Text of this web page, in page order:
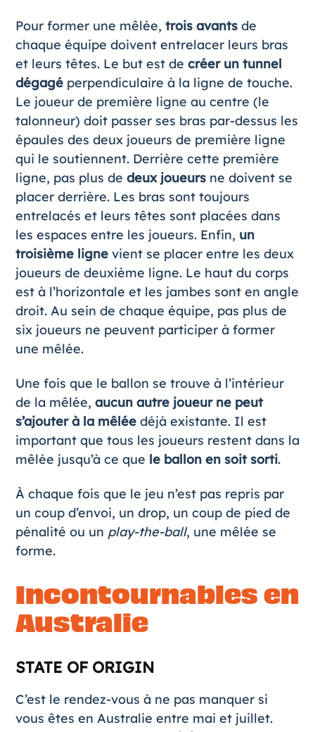
Pour former une mêlée, trois avantsde
chaque équipe doivent entrelacer leurs bras
et leurs têtes. Le but est de créer un tunnel
dégagé perpendiculaire à la ligne de touche.
Le joueur de première ligne au centre (le
talonneur) doit passer ses bras par-dessus les
épaules des deux joueurs de première ligne
qui le soutiennent. Derrière cette première
ligne, pas plus de deux joueursne doivent se
placer derrière. Les bras sont toujours
entrelacés et leurs têtes sont placées dans
les espaces entre les joueurs. Enfin, un
troisième ligne vient se placer entre les deux
joueurs de deuxième ligne. Le haut du corps
est à l’horizontale et les jambes sont en angle
droit. Au sein de chaque équipe, pas plus de
six joueurs ne peuvent participer à former
une mêlée.
Une fois que le ballon se trouve à l’intérieur
de la mêlée, aucun autre joueur ne peut
s’ajouter à la mêlée déjà existante. Il est
important que tous les joueurs restent dans la
mêlée jusqu’à ce que le ballon en soit sorti.
À chaque fois que le jeu n’est pas repris par
un coup d’envoi, un drop, un coup de pied de
pénalité ou un play-the-ball, une mêlée se
forme.
Incontournables en
Australie
STATE OF ORIGIN
C’est le rendez-vous à ne pas manquer si
vous êtes en Australie entre mai et juillet.